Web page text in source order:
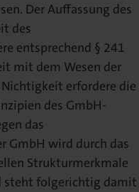
Der Auffassung des
des
entsprechend § 241
mit dem Wesen der
erfordere die
des GmbH-
das
GmbH wird durch das
Strukturmerkmale
steht folgerichtig damit